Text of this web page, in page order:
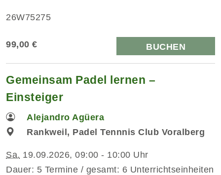
26W75275
99,00 € BUCHEN
Gemeinsam Padel lernen –
Einsteiger
Alejandro Agüera
Rankweil, Padel Tennnis Club Voralberg
Sa. 19.09.2026, 09:00 - 10:00 Uhr
Dauer: 5 Termine / gesamt: 6 Unterrichtseinheiten